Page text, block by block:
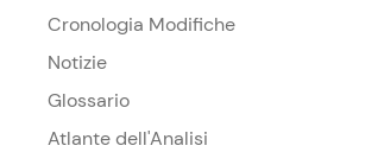
Cronologia Modifiche
Notizie
Glossario
Atlante dell'Analisi